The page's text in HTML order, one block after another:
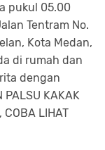
pukul 05.00
Tentram No.
Kota Medan,
di rumah dan
dengan
KAKAK
COBA LIHAT